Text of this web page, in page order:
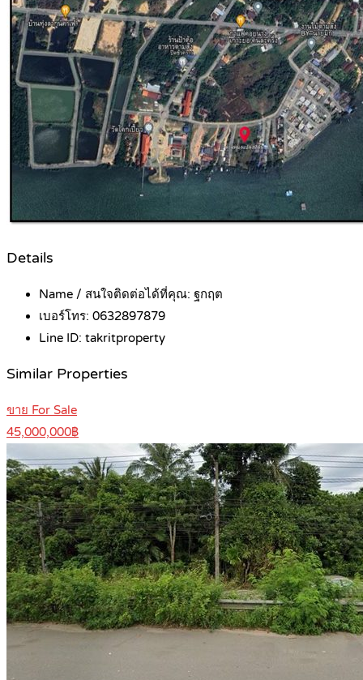
Details
Name / สนใจติดต่อได้ที่คุณ: ฐกฤต
เบอร์โทร: 0632897879
Line ID: takritproperty
Similar Properties
ขาย For Sale
45,000,000฿